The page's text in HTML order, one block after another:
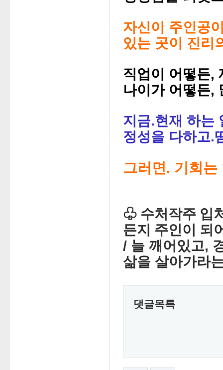
자신이 주인공
있는 곳이 진리
직업이 어떻든,
나이가 어떻든,
지금.현재 하는
정성을 다하고.
그러면. 기회
♧ 수처작주 입
든지 주인이 되
/ 늘 깨어있고,
삶을 살아가라
댓글목록